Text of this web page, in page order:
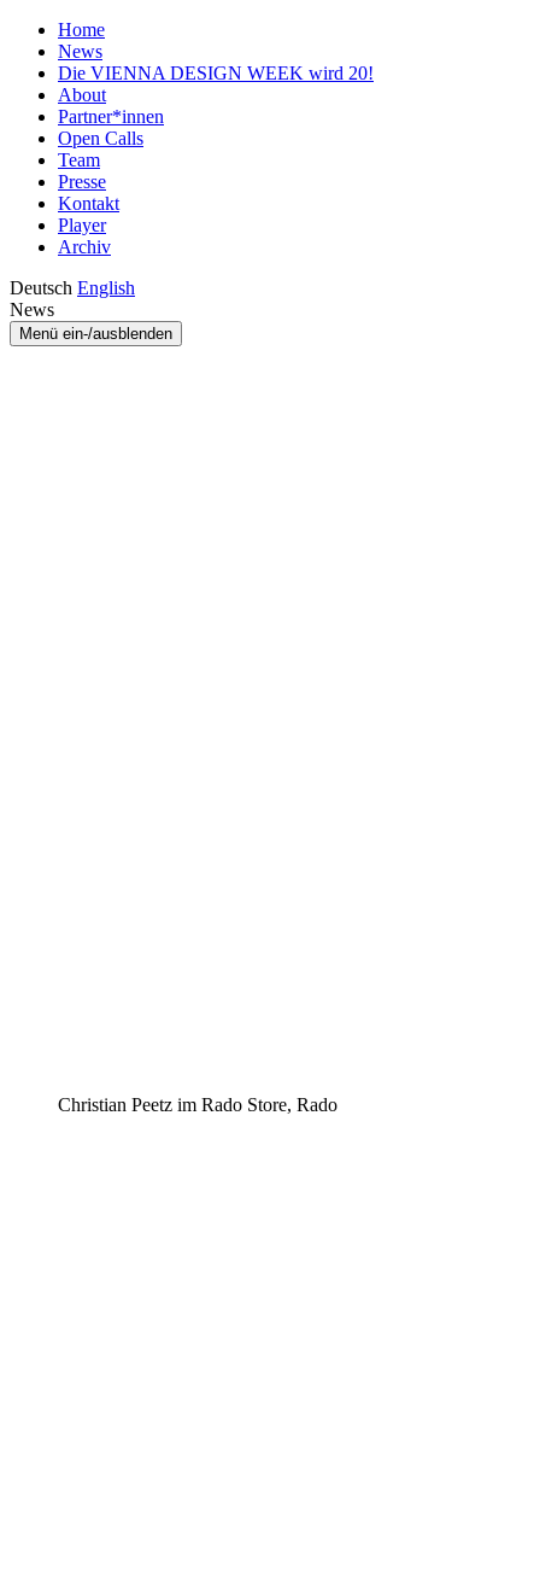
Home
News
Die VIENNA DESIGN WEEK wird 20!
About
Partner*innen
Open Calls
Team
Presse
Kontakt
Player
Archiv
Deutsch English
News
Menü ein-/ausblenden
Christian Peetz im Rado Store, Rado